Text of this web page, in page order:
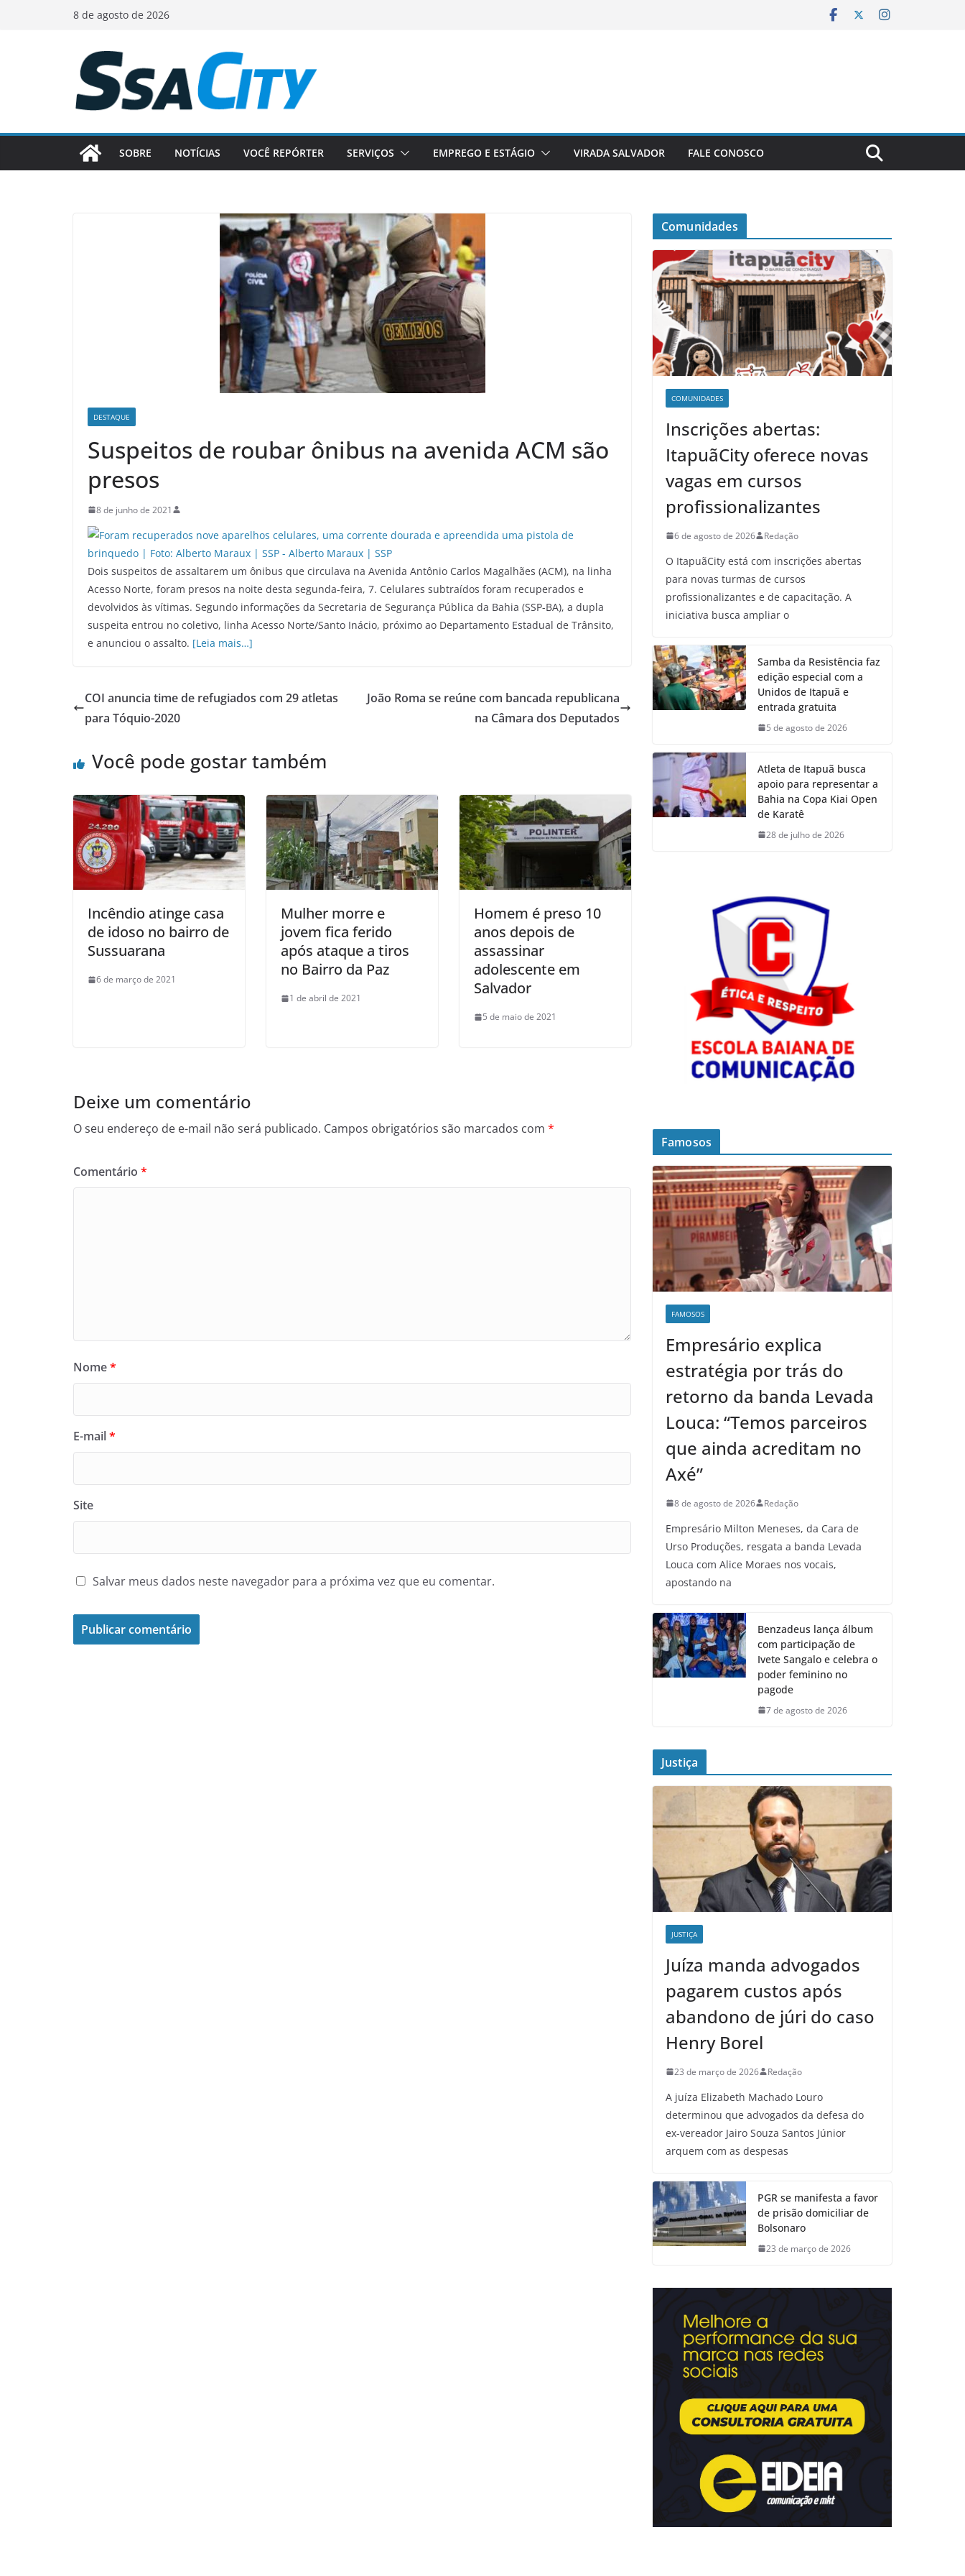
8 de agosto de 2026
SOBRE NOTÍCIAS VOCÊ REPÓRTER SERVIÇOS EMPREGO E ESTÁGIO VIRADA SALVADOR FALE CONOSCO
DESTAQUE
Suspeitos de roubar ônibus na avenida ACM são
presos
8 de junho de 2021
Dois suspeitos de assaltarem um ônibus que circulava na Avenida Antônio Carlos Magalhães (ACM), na linha
Acesso Norte, foram presos na noite desta segunda-feira, 7. Celulares subtraídos foram recuperados e
devolvidos às vítimas. Segundo informações da Secretaria de Segurança Pública da Bahia (SSP-BA), a dupla
suspeita entrou no coletivo, linha Acesso Norte/Santo Inácio, próximo ao Departamento Estadual de Trânsito,
e anunciou o assalto. [Leia mais…]
COI anuncia time de refugiados com 29 atletas
para Tóquio-2020
João Roma se reúne com bancada republicana
na Câmara dos Deputados
Você pode gostar também
Incêndio atinge casa
de idoso no bairro de
Sussuarana
6 de março de 2021
Mulher morre e
jovem fica ferido
após ataque a tiros
no Bairro da Paz
1 de abril de 2021
Homem é preso 10
anos depois de
assassinar
adolescente em
Salvador
5 de maio de 2021
Deixe um comentário
O seu endereço de e-mail não será publicado. Campos obrigatórios são marcados com *
Comentário *
Nome*
E-mail*
Site
Salvar meus dados neste navegador para a próxima vez que eu comentar.
Comunidades
COMUNIDADES
Inscrições abertas:
ItapuãCity oferece novas
vagas em cursos
profissionalizantes
6 de agosto de 2026 Redação
O ItapuãCity está com inscrições abertas
para novas turmas de cursos
profissionalizantes e de capacitação. A
iniciativa busca ampliar o
Samba da Resistência faz
edição especial com a
Unidos de Itapuã e
entrada gratuita
5 de agosto de 2026
Atleta de Itapuã busca
apoio para representar a
Bahia na Copa Kiai Open
de Karatê
28 de julho de 2026
Famosos
FAMOSOS
Empresário explica
estratégia por trás do
retorno da banda Levada
Louca: “Temos parceiros
que ainda acreditam no
Axé”
8 de agosto de 2026 Redação
Empresário Milton Meneses, da Cara de
Urso Produções, resgata a banda Levada
Louca com Alice Moraes nos vocais,
apostando na
Benzadeus lança álbum
com participação de
Ivete Sangalo e celebra o
poder feminino no
pagode
7 de agosto de 2026
Justiça
JUSTIÇA
Juíza manda advogados
pagarem custos após
abandono de júri do caso
Henry Borel
23 de março de 2026 Redação
A juíza Elizabeth Machado Louro
determinou que advogados da defesa do
ex-vereador Jairo Souza Santos Júnior
arquem com as despesas
PGR se manifesta a favor
de prisão domiciliar de
Bolsonaro
23 de março de 2026